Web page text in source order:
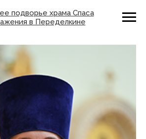
подворье храма Спаса
в Переделкине